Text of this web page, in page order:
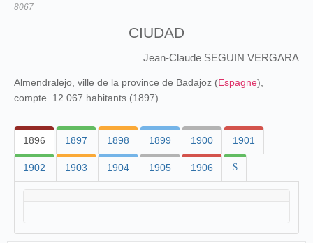
8067
CIUDAD
Jean-Claude SEGUIN VERGARA
Almendralejo, ville de la province de Badajoz (Espagne),
compte 12.067 habitants (1897).
1896 1897 1898 1899 1900 1901
1902 1903 1904 1905 1906 $